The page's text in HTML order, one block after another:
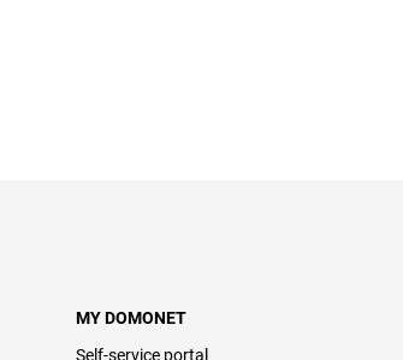
MY DOMONET
Self-service portal